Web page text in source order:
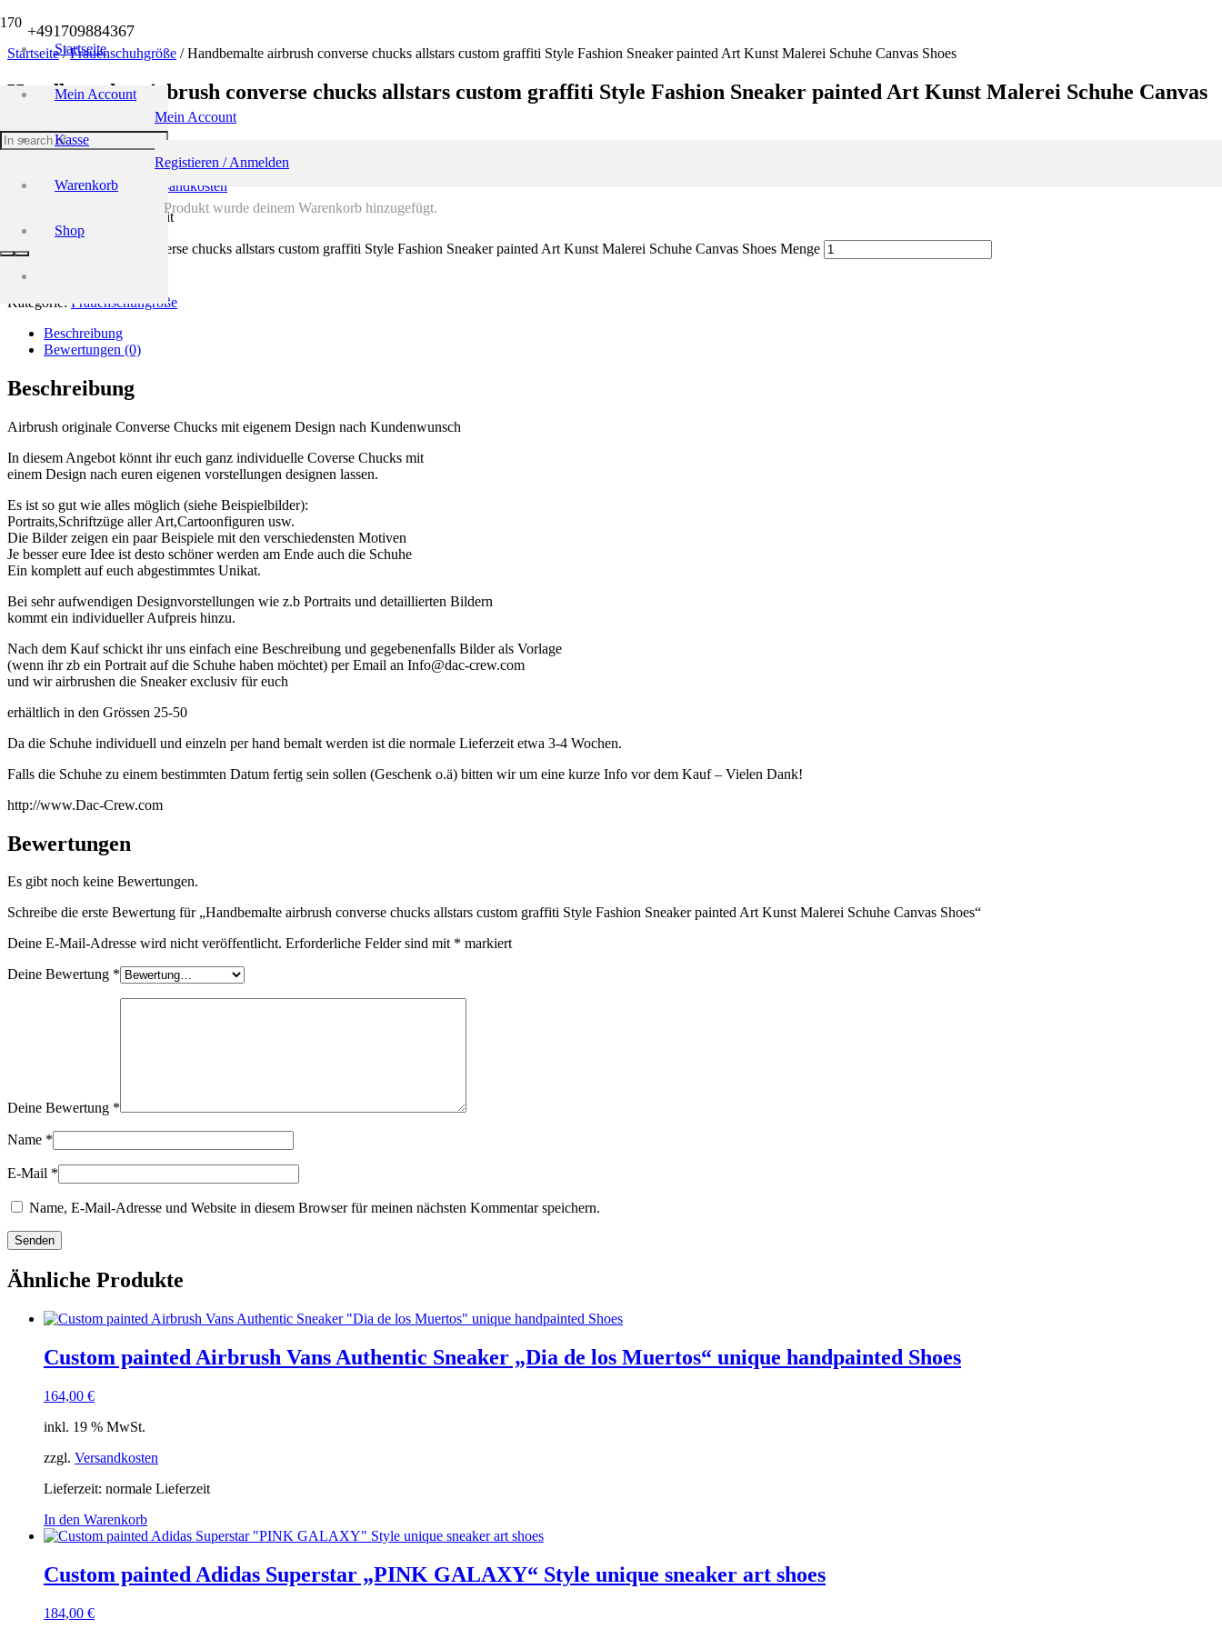
+491709884367
Startseite
Mein Account
Kasse
Warenkorb
Shop
Mein Account
Registieren / Anmelden
Produkt wurde deinem Warenkorb hinzugefügt.
Startseite/Frauenschuhgröße / Handbemalte airbrush converse chucks allstars custom graffiti Style Fashion Sneaker painted Art Kunst Malerei Schuhe Canvas Shoes
Handbemalte airbrush converse chucks allstars custom graffiti Style Fashion Sneaker painted Art Kunst Malerei Schuhe Canvas
159,00€
inkl. 19 % MwSt. zzgl.
Versandkosten
Lieferzeit: normale Lieferzeit
Handbemalte airbrush converse chucks allstars custom graffiti Style Fashion Sneaker painted Art Kunst Malerei Schuhe Canvas Shoes Menge
Kategorie: Frauenschuhgröße
Beschreibung
Bewertungen (0)
Beschreibung
Airbrush originale Converse Chucks mit eigenem Design nach Kundenwunsch
In diesem Angebot könnt ihr euch ganz individuelle Coverse Chucks mit
einem Design nach euren eigenen vorstellungen designen lassen.
Es ist so gut wie alles möglich (siehe Beispielbilder):
Portraits,Schriftzüge aller Art,Cartoonfiguren usw.
Die Bilder zeigen ein paar Beispiele mit den verschiedensten Motiven
Je besser eure Idee ist desto schöner werden am Ende auch die Schuhe
Ein komplett auf euch abgestimmtes Unikat.
Bei sehr aufwendigen Designvorstellungen wie z.b Portraits und detaillierten Bildern
kommt ein individueller Aufpreis hinzu.
Nach dem Kauf schickt ihr uns einfach eine Beschreibung und gegebenenfalls Bilder als Vorlage
(wenn ihr zb ein Portrait auf die Schuhe haben möchtet) per Email an Info@dac-crew.com
und wir airbrushen die Sneaker exclusiv für euch
erhältlich in den Grössen 25-50
Da die Schuhe individuell und einzeln per hand bemalt werden ist die normale Lieferzeit etwa 3-4 Wochen.
Falls die Schuhe zu einem bestimmten Datum fertig sein sollen (Geschenk o.ä) bitten wir um eine kurze Info vor dem Kauf – Vielen Dank!
http://www.Dac-Crew.com
Bewertungen
Es gibt noch keine Bewertungen.
Schreibe die erste Bewertung für „Handbemalte airbrush converse chucks allstars custom graffiti Style Fashion Sneaker painted Art Kunst Malerei Schuhe Canvas Shoes“
Deine E-Mail-Adresse wird nicht veröffentlicht. Erforderliche Felder sind mit * markiert
Deine Bewertung *
Deine Bewertung *
Name *
E-Mail *
Name, E-Mail-Adresse und Website in diesem Browser für meinen nächsten Kommentar speichern.
Ähnliche Produkte
Custom painted Airbrush Vans Authentic Sneaker „Dia de los Muertos“ unique handpainted Shoes
164,00 €
inkl. 19 % MwSt.
zzgl. Versandkosten
Lieferzeit: normale Lieferzeit
In den Warenkorb
Custom painted Adidas Superstar „PINK GALAXY“ Style unique sneaker art shoes
184,00 €